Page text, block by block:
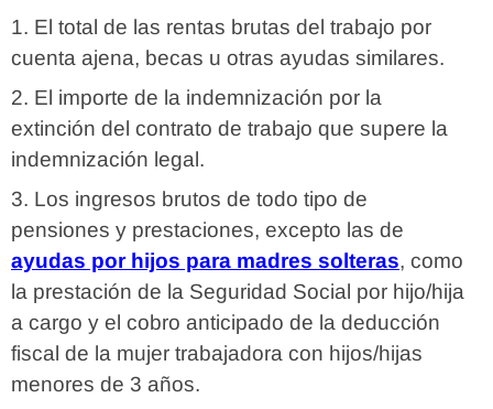
El total de las rentas brutas del trabajo por
cuenta ajena, becas u otras ayudas similares.
El importe de la indemnización por la
extinción del contrato de trabajo que supere la
indemnización legal.
Los ingresos brutos de todo tipo de
pensiones y prestaciones, excepto las de
ayudas por hijos para madres solteras, como
la prestación de la Seguridad Social por hijo/hija
a cargo y el cobro anticipado de la deducción
fiscal de la mujer trabajadora con hijos/hijas
menores de 3 años.